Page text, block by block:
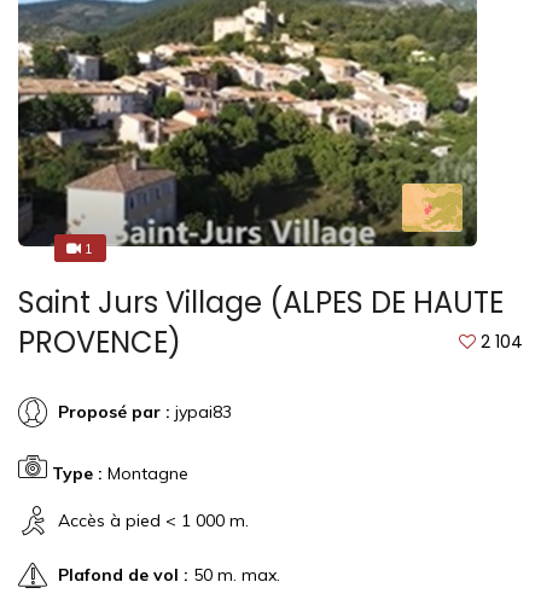
11
Saint Jurs Village (ALPES DE HAUTE
PROVENCE)
2 104
Proposé par : jypai83
Type : Montagne
Accès à pied < 1 000 m.
Plafond de vol : 50 m. max.